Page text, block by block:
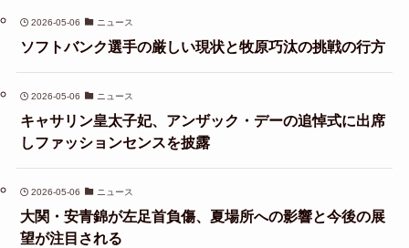
2026-05-06 ニュース
ソフトバンク選手の厳しい現状と牧原巧汰の挑戦の行方
2026-05-06 ニュース
キャサリン皇太子妃、アンザック・デーの追悼式に出席
しファッションセンスを披露
2026-05-06 ニュース
大関・安青錦が左足首負傷、夏場所への影響と今後の展
望が注目される